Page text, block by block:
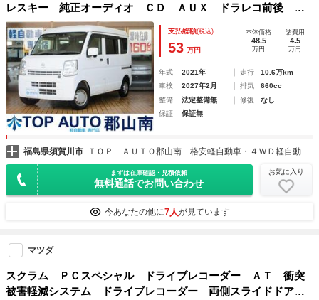
レスキー 純正オーディオ ＣＤ ＡＵＸ ドラレコ前後 電
動格納ミラー 横滑り防止 レーンキープアシスト 障害物セ
ンサー オートハイビーム 衝突軽減ブレーキ 無修復歴車
支払総額(税込)
53 万円
本体価格
48.5
万円
諸費用
4.5
万円
年式 2021年 走行
10.6万km
車検
2027年2月 排気
660cc
整備
法定整備無 修復
なし
保証
保証無
福島県須賀川市 ＴＯＰ ＡＵＴＯ郡山南 格安軽自動車・４ＷＤ軽自動車専門店
まずは在庫確認・見積依頼
無料通話でお問い合わせ
お気に入り
今あなたの他に7人が見ています
マツダ
スクラム ＰＣスペシャル ドライブレコーダー ＡＴ 衝突
被害軽減システム ドライブレコーダー 両側スライドドア